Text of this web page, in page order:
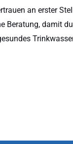
an erster
Beratung, damit